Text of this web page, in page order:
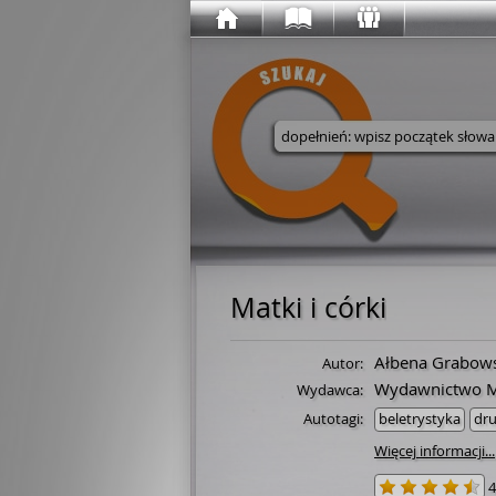
Wyszukaj w serwisie
Matki i córki
Autor: Ałbena
Wydawca: Wydawnictwo
Autotagi: beletrystyka
Więcej informacji...